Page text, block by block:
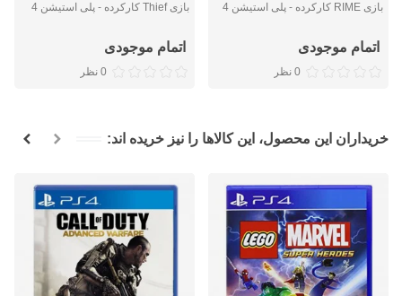
بازی RIME کارکرده - پلی استیشن 4
اتمام موجودی
0 نظر
بازی Thief کارکرده - پلی استیشن 4
اتمام موجودی
0 نظر
خریداران این محصول، این کالاها را نیز خریده اند: